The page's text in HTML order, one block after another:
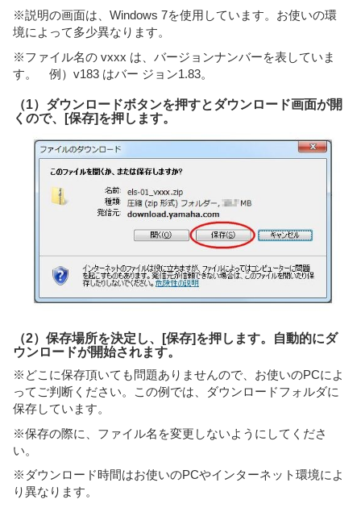
※説明の画面は、Windows 7を使用しています。お使いの環
境によって多少異なります。
※ファイル名の vxxx は、バージョンナンバーを表していま
す。 例）v183 はバー ジョン1.83。
（1）ダウンロードボタンを押すとダウンロード画面が開
くので、[保存]を押します。
（2）保存場所を決定し、[保存]を押します。自動的にダ
ウンロードが開始されます。
※どこに保存頂いても問題ありませんので、お使いのPCによ
ってご判断ください。この例では、ダウンロードフォルダに
保存しています。
※保存の際に、ファイル名を変更しないようにしてくださ
い。
※ダウンロード時間はお使いのPCやインターネット環境によ
り異なります。